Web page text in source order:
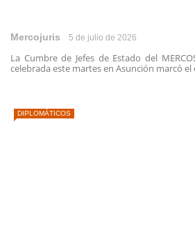
Mercojuris 5 de julio de 2026
La Cumbre de Jefes de Estado del
celebrada este martes en Asunción marcó el
DIPLOMÁTICOS